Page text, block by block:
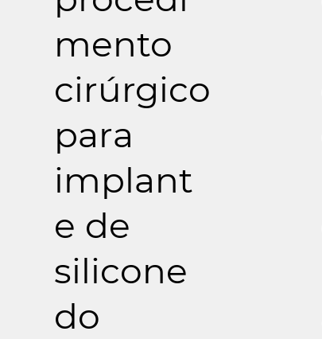
mento
cirúrgico
para
implant
e de
silicone
do